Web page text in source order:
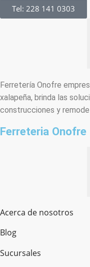
Tel: 228 141 0303
Ferretería Onofre
xalapeña, brinda las
construcciones y
Ferreteria Onofre
Acerca de nosotros
Blog
Sucursales